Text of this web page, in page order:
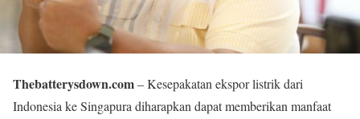
Thebatterysdown.com– Kesepakatan ekspor listrik dari
Indonesia ke Singapura diharapkan dapat memberikan manfaat